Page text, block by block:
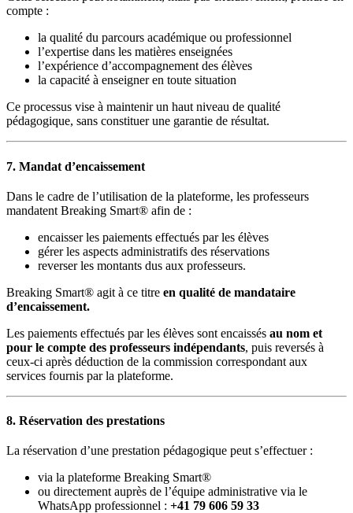
compte :
la qualité du parcours académique ou professionnel
l’expertise dans les matières enseignées
l’expérience d’accompagnement des élèves
la capacité à enseigner en toute situation
Ce processus vise à maintenir un haut niveau de qualité
pédagogique, sans constituer une garantie de résultat.
7. Mandat d’encaissement
Dans le cadre de l’utilisation de la plateforme, les professeurs
mandatent Breaking Smart® afin de :
encaisser les paiements effectués par les élèves
gérer les aspects administratifs des réservations
reverser les montants dus aux professeurs.
Breaking Smart® agit à ce titre en qualité de mandataire
d’encaissement.
Les paiements effectués par les élèves sont encaissés au nom et
pour le compte des professeurs indépendants, puis reversés à
ceux-ci après déduction de la commission correspondant aux
services fournis par la plateforme.
8. Réservation des prestations
La réservation d’une prestation pédagogique peut s’effectuer :
via la plateforme Breaking Smart®
ou directement auprès de l’équipe administrative via le
WhatsApp professionnel : +41 79 606 59 33